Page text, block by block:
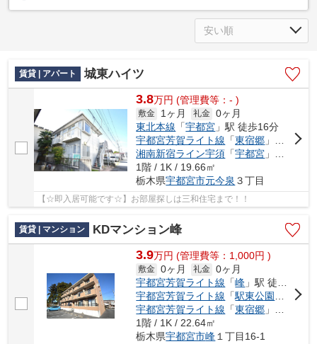
賃貸 | アパート 城東ハイツ
3.8万円 (管理費等：- )
敷金 1ヶ月 礼金 0ヶ月
東北本線 「宇都宮 」駅 徒歩16分
宇都宮芳賀ライト線 「東宿郷 」駅 徒歩10分
湘南新宿ライン宇須 「宇都宮 」駅 徒歩16分
1階 / 1K / 19.66㎡
栃木県宇都宮市元今泉 ３丁目
【☆即入居可能です☆】お部屋探しは三和住宅まで！！
賃貸 | マンション KDマンション峰
3.9万円 (管理費等：1,000円 )
敷金 0ヶ月 礼金 0ヶ月
宇都宮芳賀ライト線 「峰 」駅 徒歩10分
宇都宮芳賀ライト線 「駅東公園前
」駅
宇都宮芳賀ライト線 「東宿郷 」駅 徒歩17分
1階 / 1K / 22.64㎡
栃木県宇都宮市峰 １丁目16-1